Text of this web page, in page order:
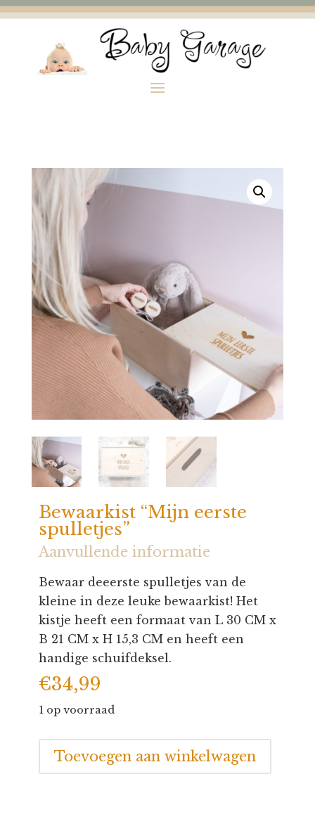
Bewaarkist “Mijn eerste
spulletjes”
Aanvullende informatie
Bewaar deeerste spulletjes van de
kleine in deze leuke bewaarkist! Het
kistje heeft een formaat van L 30 CM x
B 21 CM x H 15,3 CM en heeft een
handige schuifdeksel.
€34,99
1 op voorraad
Bewaarkist
"Mijn
eerste
Toevoegen aan winkelwagen